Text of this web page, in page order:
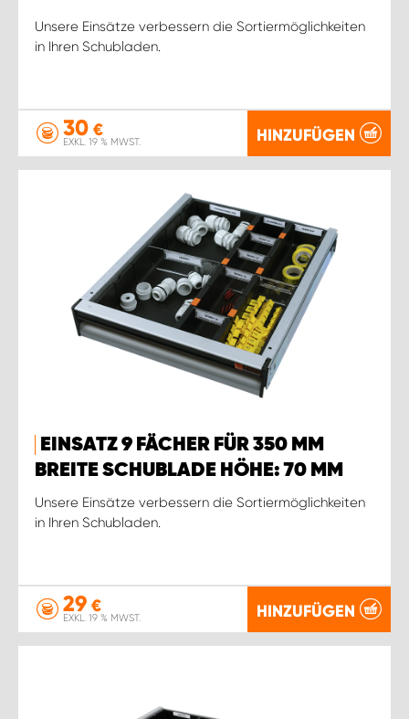
Unsere Einsätze verbessern die Sortiermöglichkeiten
in Ihren Schubladen.
30 €
EXKL. 19 % MWST. HINZUFÜGEN
EINSATZ 9 FÄCHER FÜR 350 MM
BREITE SCHUBLADE HÖHE: 70 MM
Unsere Einsätze verbessern die Sortiermöglichkeiten
in Ihren Schubladen.
29 €
EXKL. 19 % MWST. HINZUFÜGEN